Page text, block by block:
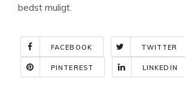
bedst muligt.
FACEBOOK TWITTER
PINTEREST LINKEDIN